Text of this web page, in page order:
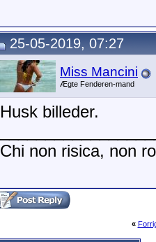
25-05-2019, 07:27
Miss Mancini
Ægte Fenderen-mand
Husk billeder.
Chi non risica, non
«